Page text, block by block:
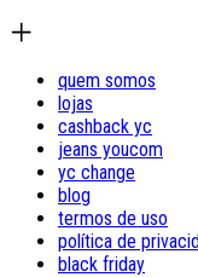
quem somos
lojas
cashback yc
jeans youcom
yc change
blog
termos de uso
política de
black friday